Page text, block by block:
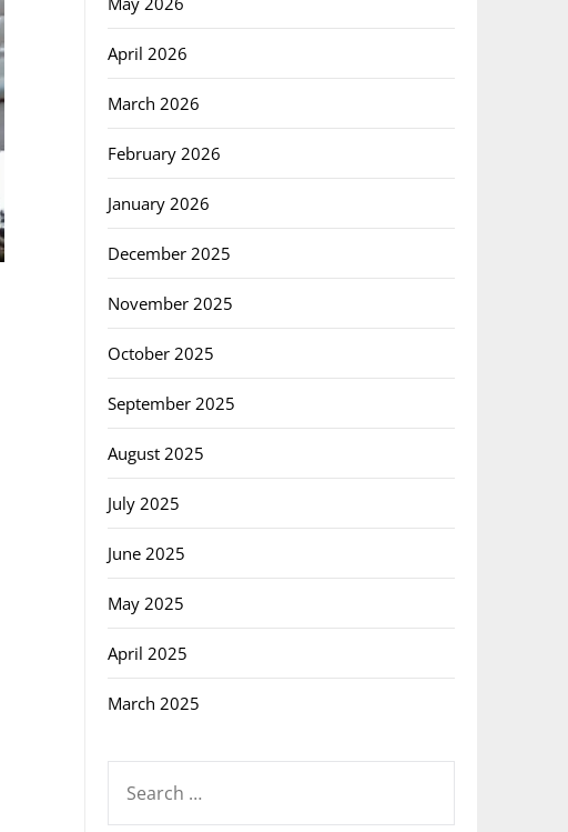
April 2026
March 2026
February 2026
January 2026
December 2025
November 2025
October 2025
September 2025
August 2025
July 2025
June 2025
May 2025
April 2025
March 2025
FOR: